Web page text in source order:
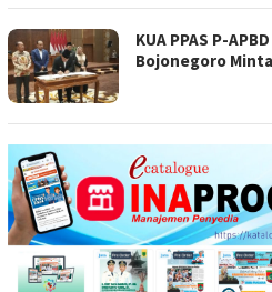
KUA PPAS P-
Bojonegoro